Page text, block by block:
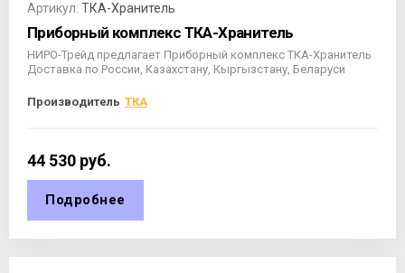
Артикул: ТКА-Хранитель
Приборный комплекс ТКА-Хранитель
НИРО-Трейд предлагает Приборный комплекс ТКА-Хранитель
Доставка по России, Казахстану, Кыргызстану, Беларуси
Производитель ТКА
44 530 руб.
Подробнее